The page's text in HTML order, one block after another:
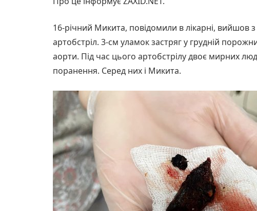
16-річний Микита, повідомили в лікарні, вийшов
артобстріл. 3-см уламок застряг у грудній
аорти. Під час цього артобстрілу двоє мирних
поранення. Серед них і Микита.